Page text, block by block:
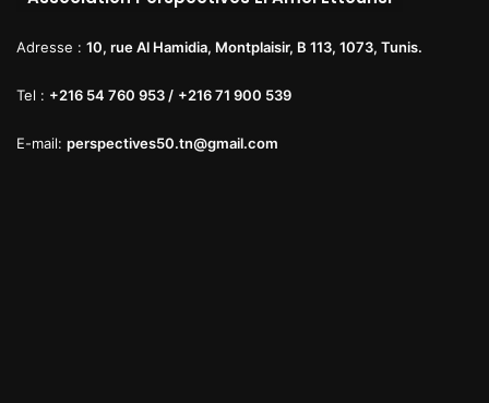
Adresse : 10, rue Al Hamidia, Montplaisir, B 113, 1073, Tunis.
Tel : +216 54 760 953 / +216 71 900 539
E-mail: perspectives50.tn@gmail.com